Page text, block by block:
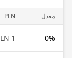
معدل PLN
0%
1 PLN